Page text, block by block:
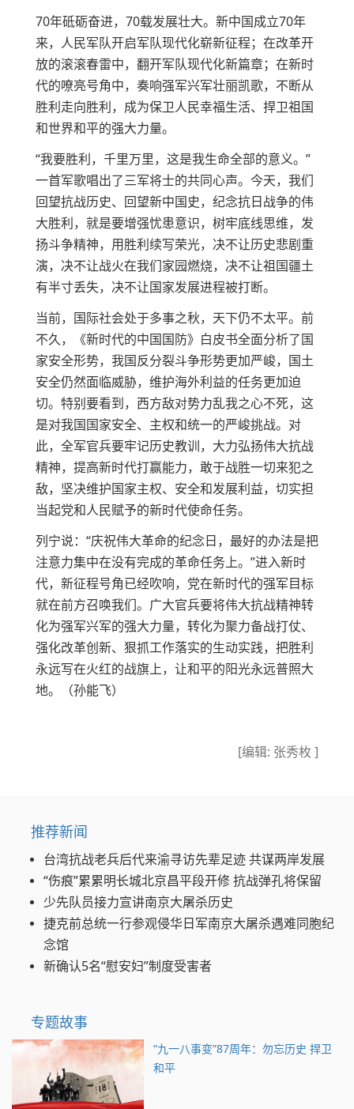
70年砥砺奋进，70载发展壮大。新中国成立70年
来，人民军队开启军队现代化崭新征程；在改革开
放的滚滚春雷中，翻开军队现代化新篇章；在新时
代的嘹亮号角中，奏响强军兴军壮丽凯歌，不断从
胜利走向胜利，成为保卫人民幸福生活、捍卫祖国
和世界和平的强大力量。
“我要胜利，千里万里，这是我生命全部的意义。”
一首军歌唱出了三军将士的共同心声。今天，我们
回望抗战历史、回望新中国史，纪念抗日战争的伟
大胜利，就是要增强忧患意识，树牢底线思维，发
扬斗争精神，用胜利续写荣光，决不让历史悲剧重
演，决不让战火在我们家园燃烧，决不让祖国疆土
有半寸丢失，决不让国家发展进程被打断。
当前，国际社会处于多事之秋，天下仍不太平。前
不久，《新时代的中国国防》白皮书全面分析了国
家安全形势，我国反分裂斗争形势更加严峻，国土
安全仍然面临威胁，维护海外利益的任务更加迫
切。特别要看到，西方敌对势力乱我之心不死，这
是对我国国家安全、主权和统一的严峻挑战。对
此，全军官兵要牢记历史教训，大力弘扬伟大抗战
精神，提高新时代打赢能力，敢于战胜一切来犯之
敌，坚决维护国家主权、安全和发展利益，切实担
当起党和人民赋予的新时代使命任务。
列宁说：“庆祝伟大革命的纪念日，最好的办法是把
注意力集中在没有完成的革命任务上。”进入新时
代，新征程号角已经吹响，党在新时代的强军目标
就在前方召唤我们。广大官兵要将伟大抗战精神转
化为强军兴军的强大力量，转化为聚力备战打仗、
强化改革创新、狠抓工作落实的生动实践，把胜利
永远写在火红的战旗上，让和平的阳光永远普照大
地。（孙能飞）
[编辑: 张秀枚 ]
推荐新闻
台湾抗战老兵后代来渝寻访先辈足迹 共谋两岸发展
“伤痕”累累明长城北京昌平段开修 抗战弹孔将保留
少先队员接力宣讲南京大屠杀历史
捷克前总统一行参观侵华日军南京大屠杀遇难同胞纪
念馆
新确认5名“慰安妇”制度受害者
专题故事
“九一八事变”87周年：勿忘历史 捍卫
和平